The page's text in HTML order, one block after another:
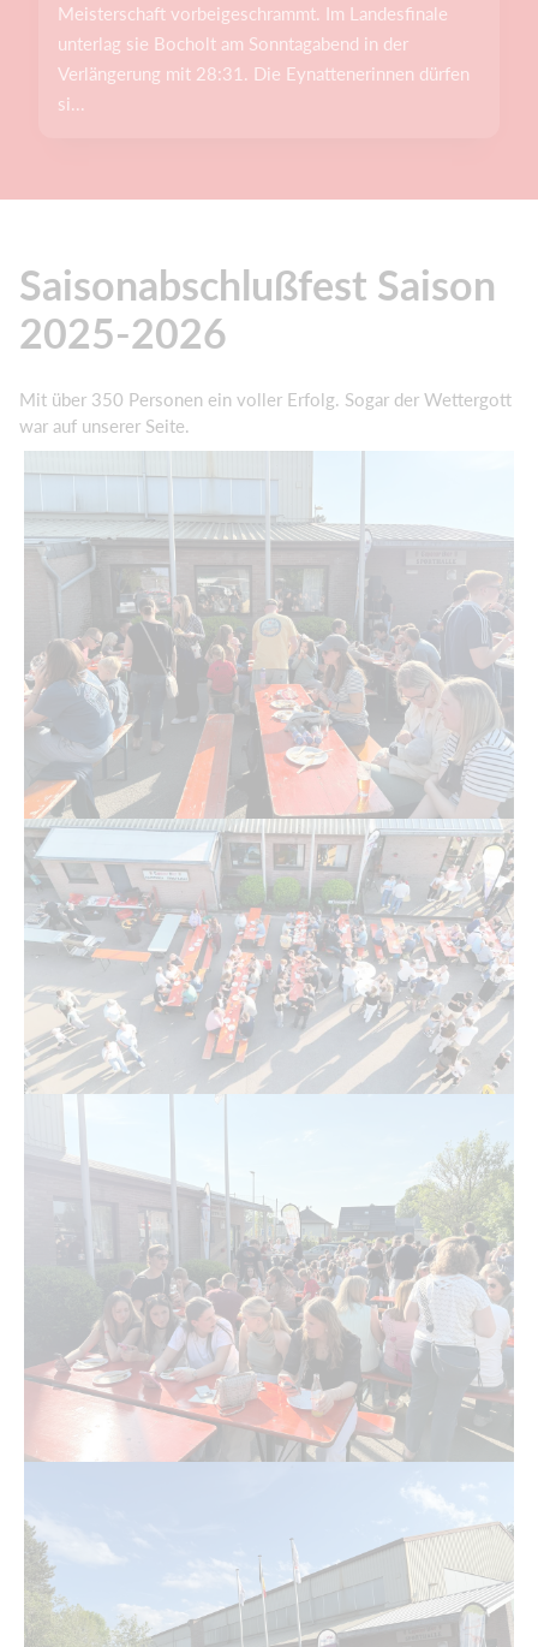
Meisterschaft vorbeigeschrammt. Im Landesfinale
unterlag sie Bocholt am Sonntagabend in der
Verlängerung mit 28:31. Die Eynattenerinnen dürfen
si...
Saisonabschlußfest Saison
2025-2026
Mit über 350 Personen ein voller Erfolg. Sogar der Wettergott
war auf unserer Seite.